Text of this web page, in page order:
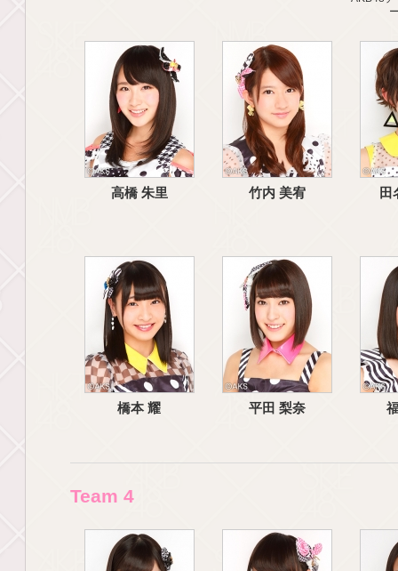
高橋 朱里 竹内 美宥 田
橋本 耀 平田 梨奈
Team 4